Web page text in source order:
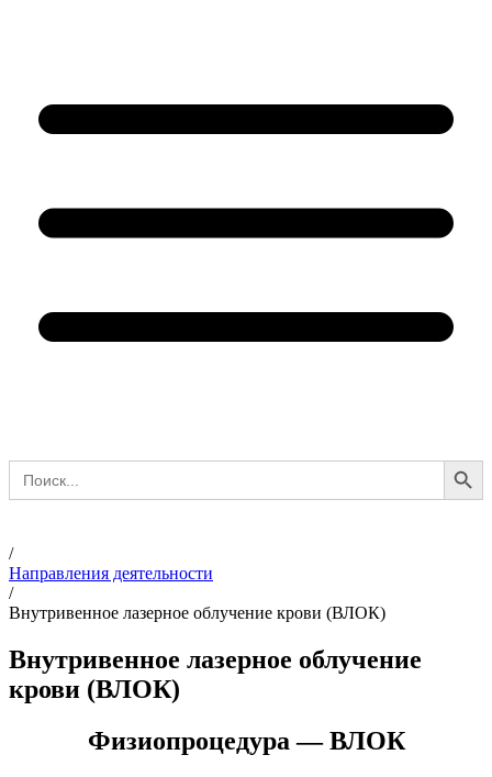
Search
for:
Search Button
/
Направления деятельности
/
Внутривенное лазерное облучение крови (ВЛОК)
Внутривенное лазерное облучение
крови (ВЛОК)
Физиопроцедура — ВЛОК